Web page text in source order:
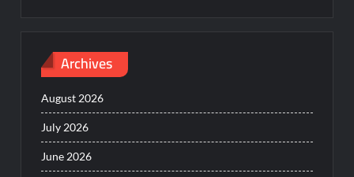
Archives
August 2026
July 2026
June 2026